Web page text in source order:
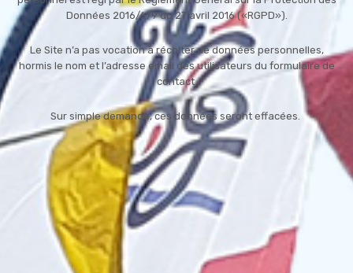
Données 2016/679 du 27 avril 2016 («RGPD»).
Le Site n’a pas vocation à récolter de données personnelles,
hormis le nom et l’adresse email des utilisateurs du formulaire de
contact.
Sur simple demande, ces données seront effacées.